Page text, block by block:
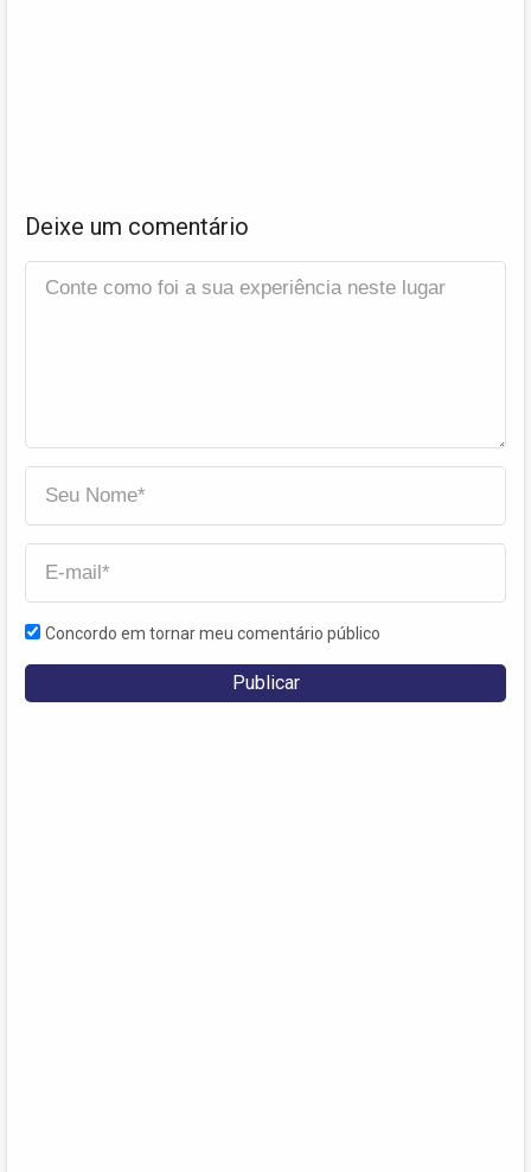
Deixe um comentário
Concordo em tornar meu comentário público